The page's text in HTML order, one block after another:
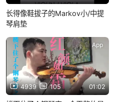
长得像鞋拔子的Markov小/中提
琴肩垫
4939 105 01:02
App